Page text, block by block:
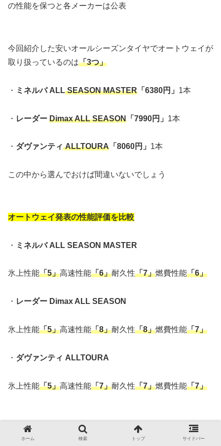
の性能を保つと各メーカーは公表
今回紹介した安いオールシーズンタイヤでオートウェイが
取り扱っているのは「3つ」
・ ミネルバ ALLSEASON MASTER 「6380円」 1本
・ レーダー Dimax ALL SEASON 「7990円」 1本
・ ダヴァンティALLTOURA 「8060円」 1本
この中から選んでおけば間違いないでしょう
オートウェイ発表の性能評価を比較
・ ミネルバ ALL SEASON MASTER
氷上性能「5」高速性能「6」耐久性「7」燃費性能「6」
・ レーダー Dimax ALL SEASON
氷上性能「5」高速性能「8」耐久性「8」燃費性能「7」
・ ダヴァンティ ALLTOURA
氷上性能「5」高速性能「7」耐久性「7」燃費性能「7」
氷上性能はすべて同評価となっていますが
ホーム 検索 トップ サイドバー